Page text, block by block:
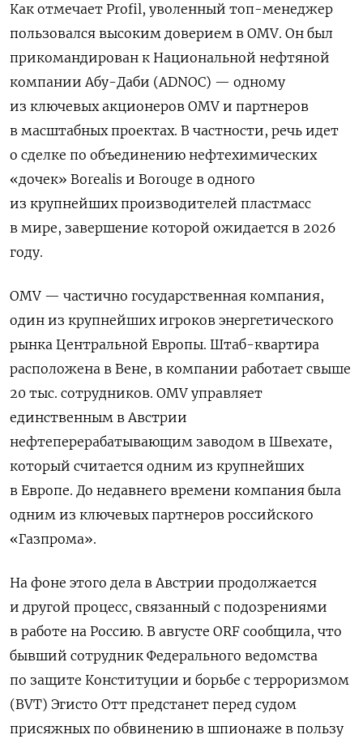
Как отмечает Profil, уволенный топ-менеджер
пользовался высоким доверием в OMV. Он был
прикомандирован к Национальной нефтяной
компании Абу-Даби (ADNOC) — одному
из ключевых акционеров OMV и партнеров
в масштабных проектах. В частности, речь идет
о сделке по объединению нефтехимических
«дочек» Borealis и Borouge в одного
из крупнейших производителей пластмасс
в мире, завершение которой ожидается в 2026
году.
OMV — частично государственная компания,
один из крупнейших игроков энергетического
рынка Центральной Европы. Штаб-квартира
расположена в Вене, в компании работает свыше
20 тыс. сотрудников. OMV управляет
единственным в Австрии
нефтеперерабатывающим заводом в Швехате,
который считается одним из крупнейших
в Европе. До недавнего времени компания была
одним из ключевых партнеров российского
«Газпрома».
На фоне этого дела в Австрии продолжается
и другой процесс, связанный с подозрениями
в работе на Россию. В августе ORF сообщила, что
бывший сотрудник Федерального ведомства
по защите Конституции и борьбе с терроризмом
(BVT) Эгисто Отт предстанет перед судом
присяжных по обвинению в шпионаже в пользу